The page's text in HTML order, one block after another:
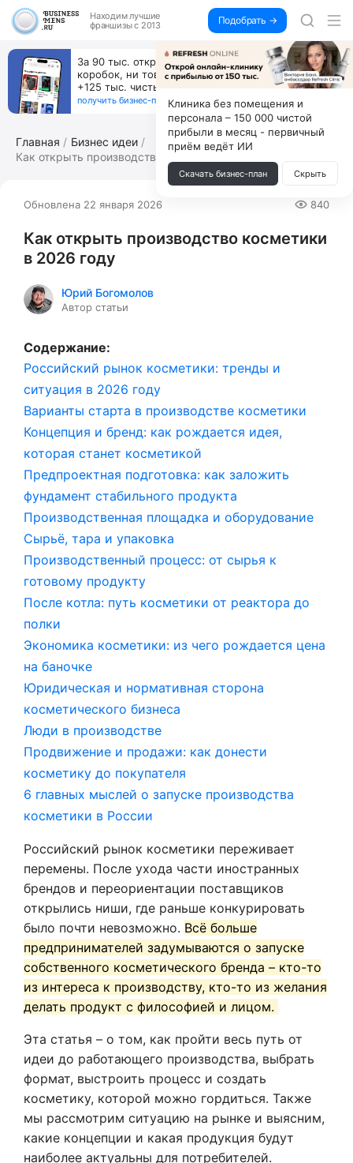
Находим лучшие
франшизы с 2013
Подобрать →
Пока все учатся пользоваться ИИ, вы можете
зарабатывать на их обучении по 500 тыс. каждый
месяц
получить бизнес-план ↓
Главная
Бизнес идеи
Как открыть производство косметики в ...
Обновлена 22 января 2026 840
Как открыть производство косметики
в 2026 году
Юрий Богомолов
Автор статьи
Содержание:
Российский рынок косметики: тренды и
ситуация в 2026 году
Варианты старта в производстве косметики
Концепция и бренд: как рождается идея,
которая станет косметикой
Предпроектная подготовка: как заложить
фундамент стабильного продукта
Производственная площадка и оборудование
Сырьё, тара и упаковка
Производственный процесс: от сырья к
готовому продукту
После котла: путь косметики от реактора до
полки
Экономика косметики: из чего рождается цена
на баночке
Юридическая и нормативная сторона
косметического бизнеса
Люди в производстве
Продвижение и продажи: как донести
косметику до покупателя
6 главных мыслей о запуске производства
косметики в России
Российский рынок косметики переживает
перемены. После ухода части иностранных
брендов и переориентации поставщиков
открылись ниши, где раньше конкурировать
было почти невозможно. Всё больше
предпринимателей задумываются о запуске
собственного косметического бренда – кто-то
из интереса к производству, кто-то из желания
делать продукт с философией и лицом.
Эта статья – о том, как пройти весь путь от
идеи до работающего производства, выбрать
формат, выстроить процесс и создать
косметику, которой можно гордиться. Также
мы рассмотрим ситуацию на рынке и выясним,
какие концепции и какая продукция будут
наиболее актуальны для потребителей.
Клиника без помещения и
персонала – 150 000 чистой
прибыли в месяц - первичный
приём ведёт ИИ
Скачать бизнес-план Скрыть